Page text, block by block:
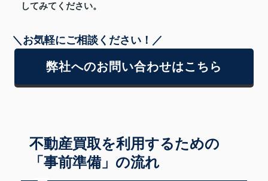
してみてください。
＼お気軽にご相談ください！／
弊社へのお問い合わせはこちら
不動産買取を利用するための
「事前準備」の流れ